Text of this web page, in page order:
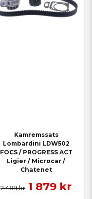
Kamremssats
Lombardini LDW502
FOCS / PROGRESS ACT
Ligier / Microcar /
Chatenet
2 489 kr 1 879 kr